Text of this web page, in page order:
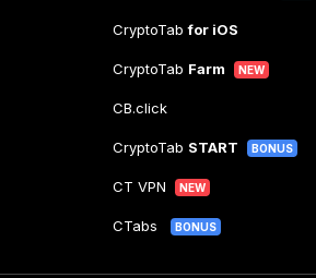
CryptoTabfor iOS
CryptoTab Farm NEW
CB.click
CryptoTab START BONUS
CT VPN NEW
CTabs BONUS